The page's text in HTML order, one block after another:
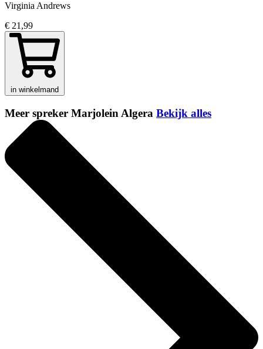
Virginia Andrews
€ 21,99
in winkelmand
Meer spreker Marjolein Algera Bekijk alles